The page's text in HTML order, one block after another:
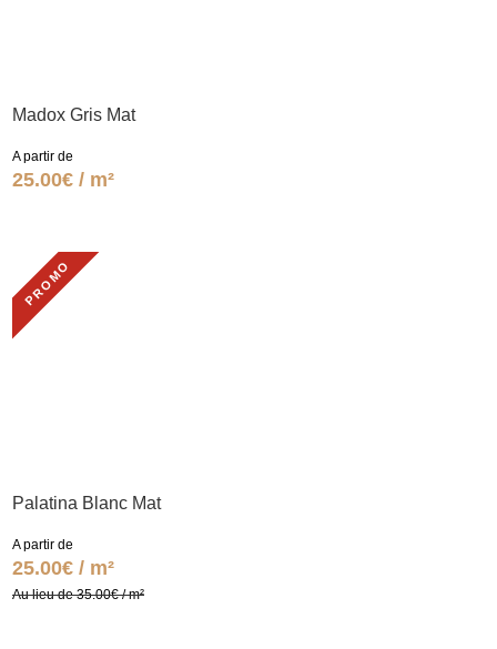
Madox Gris Mat
A partir de
25.00€ / m²
PROMO
Palatina Blanc Mat
A partir de
25.00€ / m²
Au lieu de 35.00€ / m²